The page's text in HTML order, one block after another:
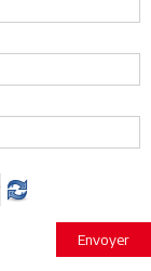
Envoyer